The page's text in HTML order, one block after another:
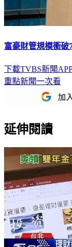
富豪財管規模衝
下載TVBS新聞
重點新聞一次看
延伸閱讀